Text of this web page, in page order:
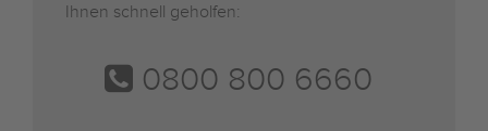
Ihnen schnell geholfen:
0800 800 6660